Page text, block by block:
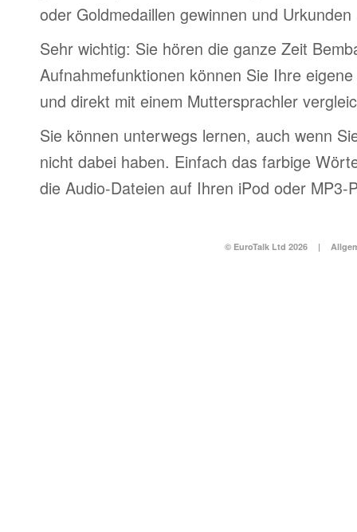
oder Goldmedaillen gewinnen und
Sehr wichtig: Sie hören die ganze Zeit
Aufnahmefunktionen können Sie Ihre
und direkt mit einem Muttersprachler
Sie können unterwegs lernen, auch wenn
nicht dabei haben. Einfach das farbige
die Audio-Dateien auf Ihren iPod oder MP3-
© EuroTalk Ltd 2026 |